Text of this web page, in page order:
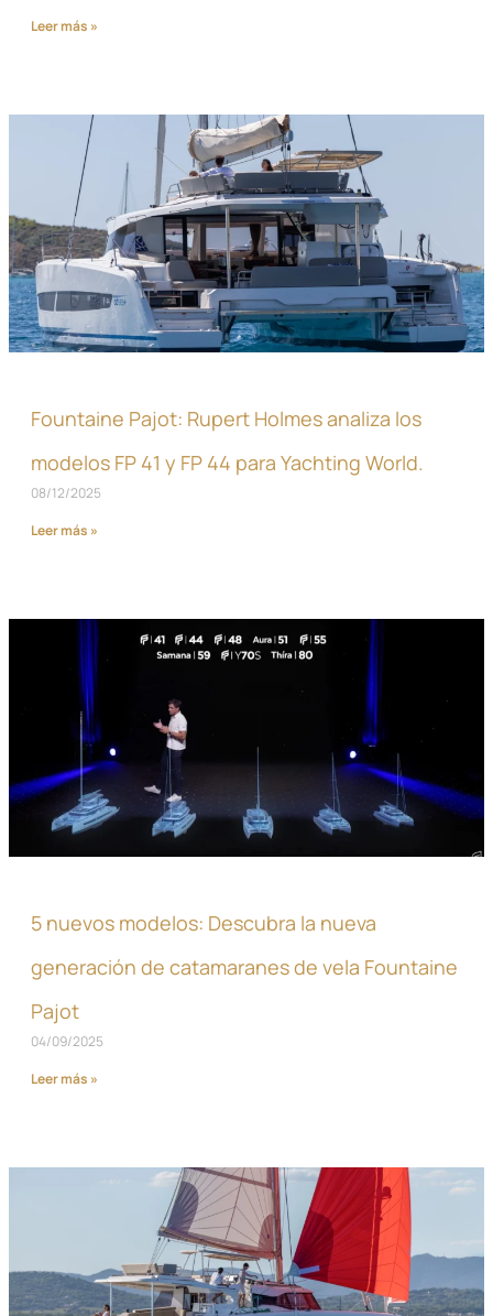
Leer más »
Fountaine Pajot: Rupert Holmes analiza los
modelos FP 41 y FP 44 para Yachting World.
08/12/2025
Leer más »
5 nuevos modelos: Descubra la nueva
generación de catamaranes de vela Fountaine
Pajot
04/09/2025
Leer más »